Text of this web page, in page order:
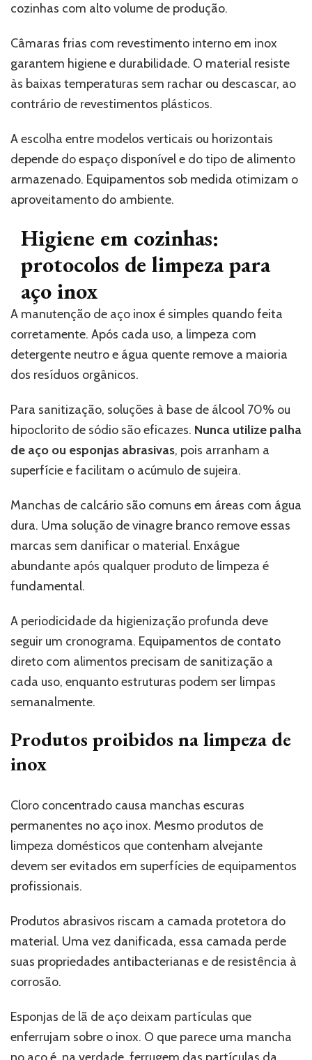
cozinhas com alto volume de produção.
Câmaras frias com revestimento interno em inox
garantem higiene e durabilidade. O material resiste
às baixas temperaturas sem rachar ou descascar, ao
contrário de revestimentos plásticos.
A escolha entre modelos verticais ou horizontais
depende do espaço disponível e do tipo de alimento
armazenado. Equipamentos sob medida otimizam o
aproveitamento do ambiente.
Higiene em cozinhas:
protocolos de limpeza para
aço inox
A manutenção de aço inox é simples quando feita
corretamente. Após cada uso, a limpeza com
detergente neutro e água quente remove a maioria
dos resíduos orgânicos.
Para sanitização, soluções à base de álcool 70% ou
hipoclorito de sódio são eficazes. Nunca utilize palha
de aço ou esponjas abrasivas, pois arranham a
superfície e facilitam o acúmulo de sujeira.
Manchas de calcário são comuns em áreas com água
dura. Uma solução de vinagre branco remove essas
marcas sem danificar o material. Enxágue
abundante após qualquer produto de limpeza é
fundamental.
A periodicidade da higienização profunda deve
seguir um cronograma. Equipamentos de contato
direto com alimentos precisam de sanitização a
cada uso, enquanto estruturas podem ser limpas
semanalmente.
Produtos proibidos na limpeza de
inox
Cloro concentrado causa manchas escuras
permanentes no aço inox. Mesmo produtos de
limpeza domésticos que contenham alvejante
devem ser evitados em superfícies de equipamentos
profissionais.
Produtos abrasivos riscam a camada protetora do
material. Uma vez danificada, essa camada perde
suas propriedades antibacterianas e de resistência à
corrosão.
Esponjas de lã de aço deixam partículas que
enferrujam sobre o inox. O que parece uma mancha